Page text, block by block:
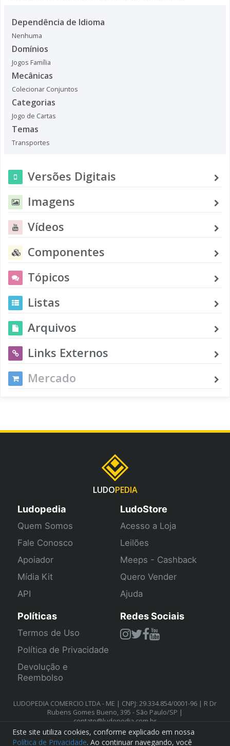
Dependência de Idioma
Nenhuma
Domínios
Jogos Família
Mecânicas
Colecionar Conjuntos
Categorias
Jogo de Cartas
Temas
Transportes
Versões Digitais
Imagens
Vídeos
Componentes
Tópicos
Listas
Arquivos
Links Externos
Mercado
LUDOPEDIA
Ludopedia
Quem Somos
Fale Conosco
Apoiador
Mídia Kit
API
LudoStore
Acesso a Loja
Leilões
Meeps - Cashback
Quero Vender
Ajuda
Políticas
Termos de Uso
Política de Privacidade
Devolução e
Reembolso
Redes Sociais
LUDOPEDIA COMERCIO LTDA - ME | CNPJ: 29.334.854/0001-96 | R Dr
Rubens Gomes Bueno, 395 - São Paulo/SP |
contato@ludopedia.com.br
Este site utiliza cookies, conforme explicado em nossa
Política de Privacidade. Ao continuar navegando, você